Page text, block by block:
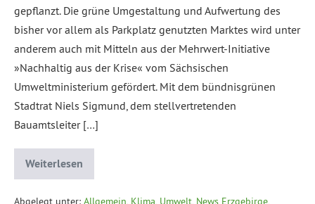
gepflanzt. Die grüne Umgestaltung und Aufwertung des
bisher vor allem als Parkplatz genutzten Marktes wird unter
anderem auch mit Mitteln aus der Mehrwert-Initiative
»Nachhaltig aus der Krise« vom Sächsischen
Umweltministerium gefördert. Mit dem bündnisgrünen
Stadtrat Niels Sigmund, dem stellvertretenden
Bauamtsleiter […]
Weiterlesen
Abgelegt unter: Allgemein, Klima, Umwelt, News Erzgebirge,